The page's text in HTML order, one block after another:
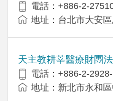
電話：+886-2-
地址：台北市大安
天主教耕莘醫療財團
電話：+886-2-
地址：新北市永和